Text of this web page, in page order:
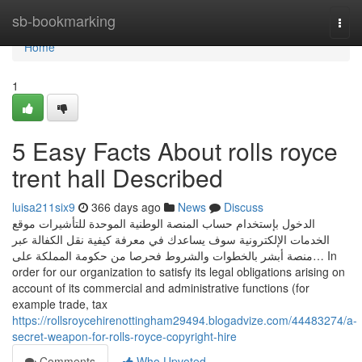
sb-bookmarking
Home
Home
1
5 Easy Facts About rolls royce
trent hall Described
luisa211six9 366 days ago News
Discuss
الدخول بإستخدام حساب المنصة الوطنية الموحدة للتأشيرات موقع
الخدمات الإلكترونية سوف يساعدك في معرفة كيفية نقل الكفالة عبر
منصة أبشر بالخطوات والشروط فحرصا من حكومة المملكة على… In
order for our organization to satisfy its legal obligations arising on
account of its commercial and administrative functions (for
example trade, tax
https://rollsroycehirenottingham29494.blogadvize.com/44483274/a-
secret-weapon-for-rolls-royce-copyright-hire